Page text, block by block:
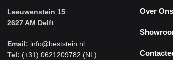
Leeuwenstein 15
2627 AM Delft
Email: info@beststein.nl
Tel: (+31) 0621209782 (NL)
Over Ons